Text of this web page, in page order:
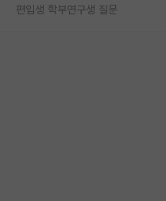
편입생 학부연구생 질문